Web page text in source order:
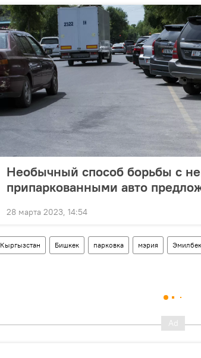
Необычный способ борьбы с
припаркованными авто
28 марта 2023, 14:54
Кыргызстан Бишкек парковка мэрия